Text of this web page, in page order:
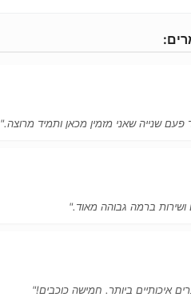
פעם שנייה שאני מזמין מכאן ותמיד מרוצה."
ושירות ברמה גבוהה מאוד."
איכותיים ביותר. חמישה כוכבים!"